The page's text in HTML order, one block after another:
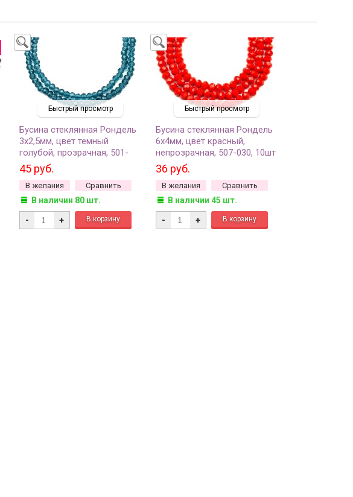
Быстрый просмотр
Бусина стеклянная Рондель
3х2,5мм, цвет темный
голубой, прозрачная, 501-
010, 1 нить (около 150шт,
около 38см)
45 руб.
В желания Сравнить
В наличии 80 шт.
- +
Быстрый просмотр
Бусина стеклянная Рондель
6х4мм, цвет красный,
непрозрачная, 507-030, 10шт
36 руб.
В желания Сравнить
В наличии 45 шт.
- +